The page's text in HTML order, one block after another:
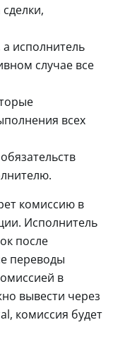
а исполнитель
случае все
всех
комиссию в
Исполнитель
после
переводы
в
вывести через
комиссия будет